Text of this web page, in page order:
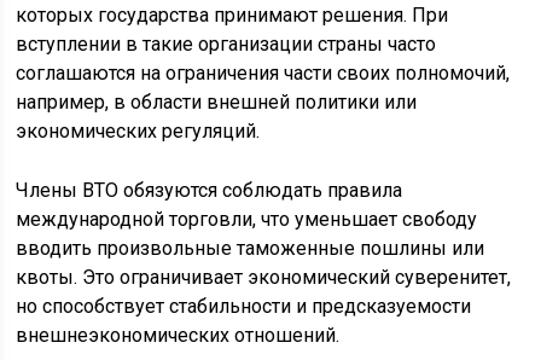
которых государства принимают решения. При
вступлении в такие организации страны часто
соглашаются на ограничения части своих полномочий,
например, в области внешней политики или
экономических регуляций.
Члены ВТО обязуются соблюдать правила
международной торговли, что уменьшает свободу
вводить произвольные таможенные пошлины или
квоты. Это ограничивает экономический суверенитет,
но способствует стабильности и предсказуемости
внешнеэкономических отношений.